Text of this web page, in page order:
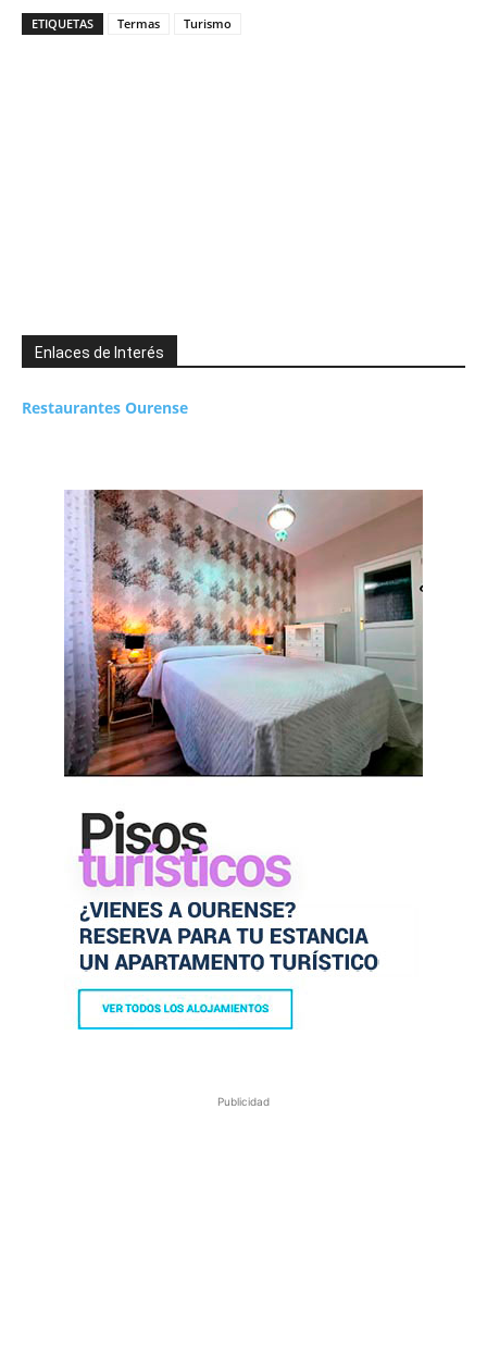
ETIQUETAS Termas Turismo
Enlaces de Interés
Restaurantes Ourense
Publicidad